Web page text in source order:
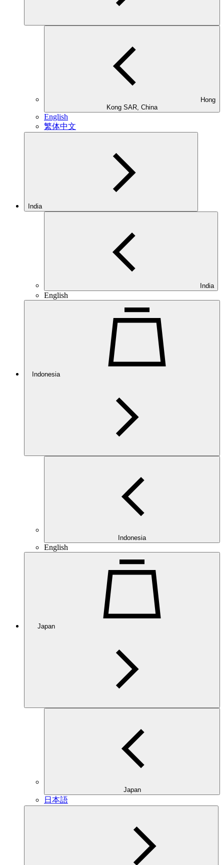
Kong SAR, China
English
繁体中文
India
India
English
Indonesia
Indonesia
English
Japan
Japan
日本語